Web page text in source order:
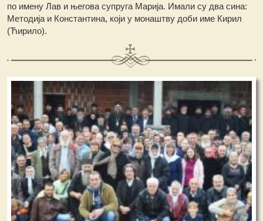
по имену Лав и његова супруга Марија. Имали су два сина:
Методија и Константина, који у монаштву доби име Кирил
(Ћирило).